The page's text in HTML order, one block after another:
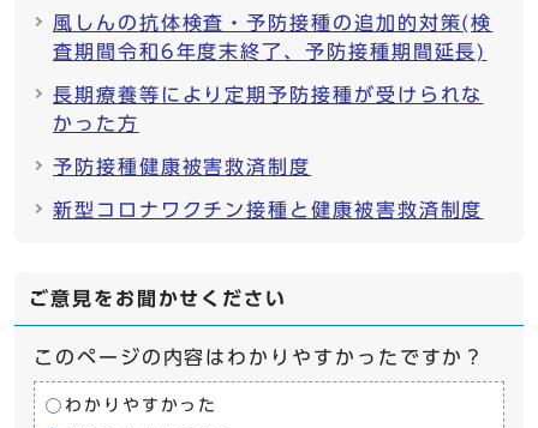
風しんの抗体検査・予防接種の追加的対策(検
査期間令和6年度末終了、予防接種期間延長)
長期療養等により定期予防接種が受けられな
かった方
予防接種健康被害救済制度
新型コロナワクチン接種と健康被害救済制度
ご意見をお聞かせください
このページの内容はわかりやすかったですか？
わかりやすかった